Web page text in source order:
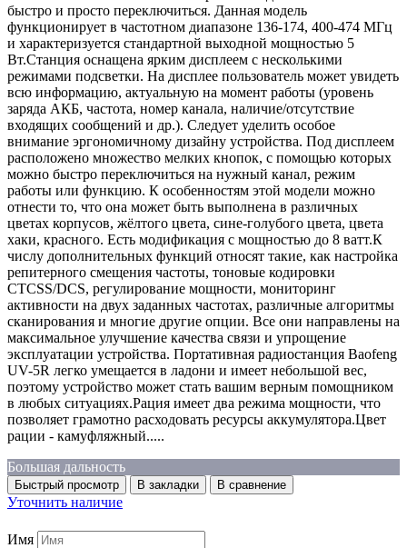
быстро и просто переключиться. Данная модель
функционирует в частотном диапазоне 136-174, 400-474 МГц
и характеризуется стандартной выходной мощностью 5
Вт.Станция оснащена ярким дисплеем с несколькими
режимами подсветки. На дисплее пользователь может увидеть
всю информацию, актуальную на момент работы (уровень
заряда АКБ, частота, номер канала, наличие/отсутствие
входящих сообщений и др.). Следует уделить особое
внимание эргономичному дизайну устройства. Под дисплеем
расположено множество мелких кнопок, с помощью которых
можно быстро переключиться на нужный канал, режим
работы или функцию. К особенностям этой модели можно
отнести то, что она может быть выполнена в различных
цветах корпусов, жёлтого цвета, сине-голубого цвета, цвета
хаки, красного. Есть модификация с мощностью до 8 ватт.К
числу дополнительных функций относят такие, как настройка
репитерного смещения частоты, тоновые кодировки
CTCSS/DCS, регулирование мощности, мониторинг
активности на двух заданных частотах, различные алгоритмы
сканирования и многие другие опции. Все они направлены на
максимальное улучшение качества связи и упрощение
эксплуатации устройства. Портативная радиостанция Baofeng
UV-5R легко умещается в ладони и имеет небольшой вес,
поэтому устройство может стать вашим верным помощником
в любых ситуациях.Рация имеет два режима мощности, что
позволяет грамотно расходовать ресурсы аккумулятора.Цвет
рации - камуфляжный.....
Большая дальность
Быстрый просмотр В закладки В сравнение
Уточнить наличие
Имя